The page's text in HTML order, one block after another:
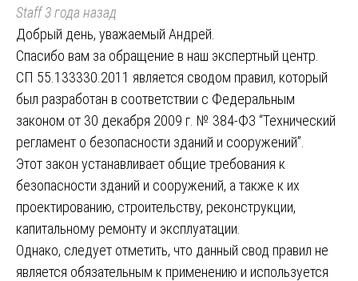
Staff3 года назад
Добрый день, уважаемый Андрей.
Спасибо вам за обращение в наш экспертный центр.
СП 55.133330.2011 является сводом правил, который
был разработан в соответствии с Федеральным
законом от 30 декабря 2009 г. № 384-ФЗ “Технический
регламент о безопасности зданий и сооружений”.
Этот закон устанавливает общие требования к
безопасности зданий и сооружений, а также к их
проектированию, строительству, реконструкции,
капитальному ремонту и эксплуатации.
Однако, следует отметить, что данный свод правил не
является обязательным к применению и используется